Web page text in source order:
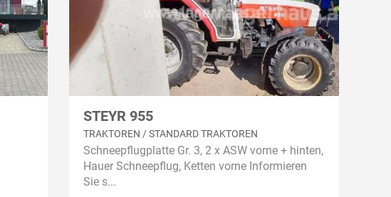
STEYR 955
TRAKTOREN / STANDARD TRAKTOREN
Schneepflugplatte Gr. 3, 2 x ASW vorne + hinten,
Hauer Schneepflug, Ketten vorne Informieren
Sie s...